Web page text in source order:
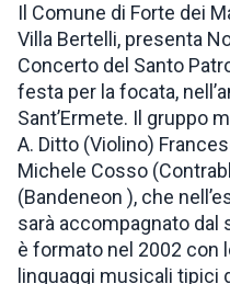
ITA
Il Comune di Forte dei
Villa Bertelli, presenta
Concerto del Santo
festa per la focata,
Sant’Ermete. Il gruppo
A. Ditto (Violino)
Michele Cosso
(Bandeneon ), che
sarà accompagnato dal
è formato nel 2002 con
linguaggi musicali tipici